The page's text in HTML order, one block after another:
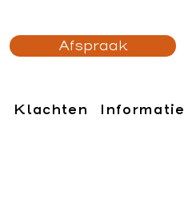
Klachten Informatie
Afspraak